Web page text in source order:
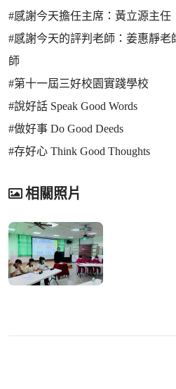
#感謝今天擔任主席：黃立源主任
#感謝今天的評判老師：姜惠靜
師
#第十一屆三好校園實踐學校
#說好話 Speak Good Words
#做好事 Do Good Deeds
#存好心 Think Good Thoughts
相關照片